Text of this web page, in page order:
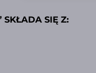
SKŁADA SIĘ Z: